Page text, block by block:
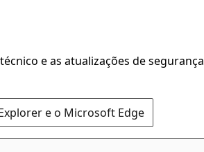
e as atualizações de segurança
e o Microsoft Edge